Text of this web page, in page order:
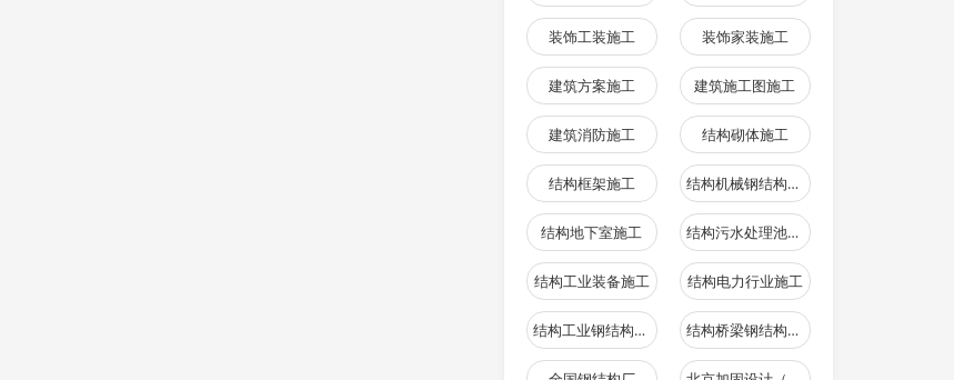
装饰工装施工 装饰家装施工
建筑方案施工 建筑施工图施工
建筑消防施工 结构砌体施工
结构框架施工 结构机械钢结构施工
结构地下室施工 结构污水处理池施工
结构工业装备施工 结构电力行业施工
结构工业钢结构施工 结构桥梁钢结构施工